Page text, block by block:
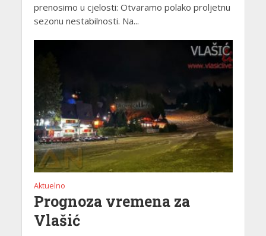
prenosimo u cjelosti: Otvaramo polako proljetnu
sezonu nestabilnosti. Na...
Aktuelno
Prognoza vremena za
Vlašić